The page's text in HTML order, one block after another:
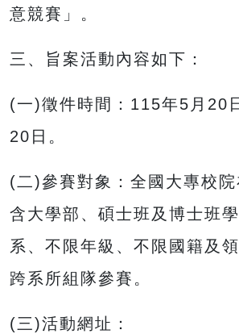
意競賽」。
三、旨案活動內容如下：
(一)徵件時間：115年5月20
20日。
(二)參賽對象：全國大專校
含大學部、碩士班及博士班
系、不限年級、不限國籍及
跨系所組隊參賽。
(三)活動網址：